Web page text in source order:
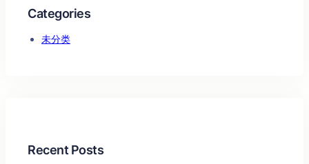
Categories
未分类
Recent Posts